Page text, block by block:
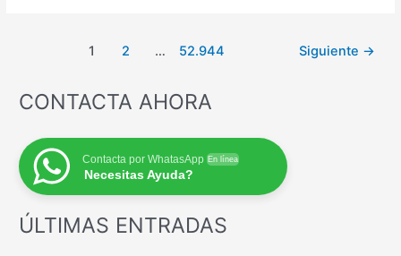
de
Almería
1 2 … 52.944 Siguiente →
CONTACTA AHORA
Contacta por WhatasApp En línea
Necesitas Ayuda?
ÚLTIMAS ENTRADAS